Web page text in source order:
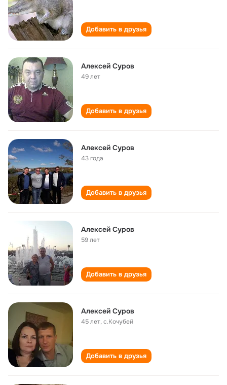
Добавить в друзья
Алексей Суров
49 лет
Добавить в друзья
Алексей Суров
43 года
Добавить в друзья
Алексей Суров
59 лет
Добавить в друзья
Алексей Суров
45 лет,с.Кочубей
Добавить в друзья